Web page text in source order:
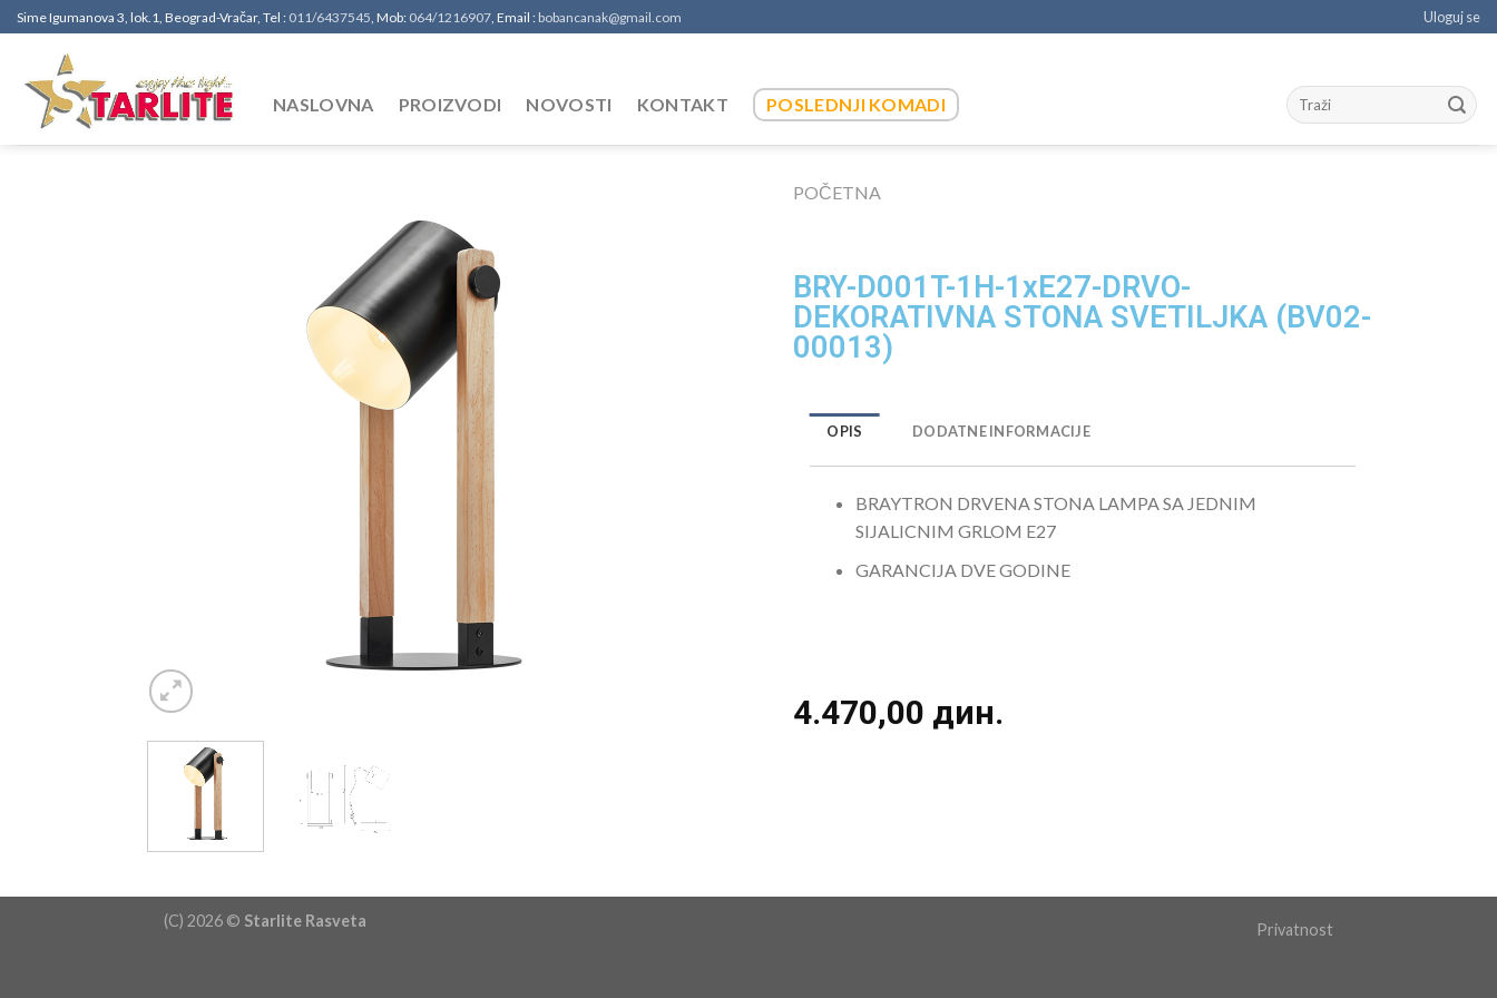
Sime Igumanova 3, lok.1, Beograd-Vračar, Tel : 011/6437545 , Mob: 064/1216907 , Email : bobancanak@gmail.com Uloguj se
NASLOVNA PROIZVODI NOVOSTI KONTAKT POSLEDNJI KOMADI
POČETNA
BRY-D001T-1H-1xE27-DRVO-
DEKORATIVNA STONA SVETILJKA (BV02-
00013)
OPIS DODATNE INFORMACIJE
BRAYTRON DRVENA STONA LAMPA SA JEDNIM
SIJALICNIM GRLOM E27
GARANCIJA DVE GODINE
4.470,00 дин.
Privatnost
(C) 2026 © Starlite Rasveta